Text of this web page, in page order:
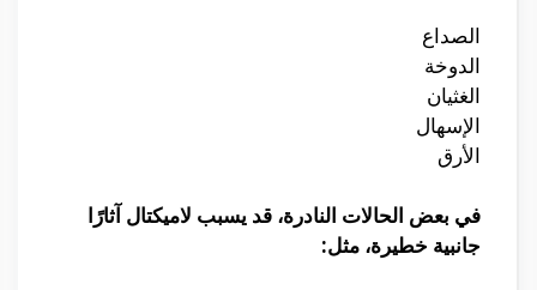
الصداع
الدوخة
الغثيان
الإسهال
الأرق
في بعض الحالات النادرة، قد يسبب لاميكتال آثارًا
جانبية خطيرة، مثل: